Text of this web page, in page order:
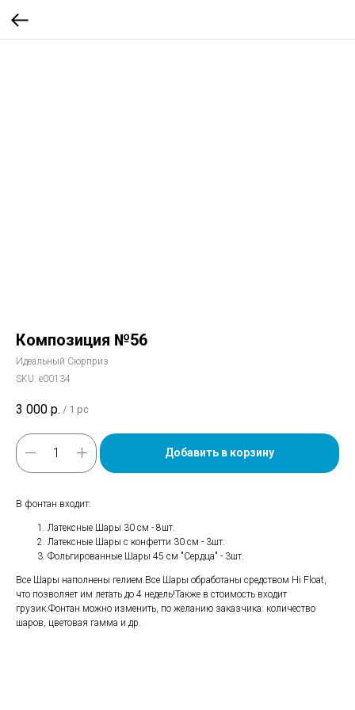
Композиция №56
Идеальный Сюрприз
SKU: е00134
3 000 р. / 1 pc
Добавить в корзину
В фонтан входит:
Латексные Шары 30 см - 8шт.
Латексные Шары с конфетти 30 см - 3шт.
Фольгированные Шары 45 см "Сердца" - 3шт.
Все Шары наполнены гелием.Все Шары обработаны средством Hi Float,
что позволяет им летать до 4 недель!Также в стоимость входит
грузик.Фонтан можно изменить, по желанию заказчика: количество
шаров, цветовая гамма и др.